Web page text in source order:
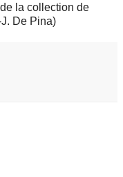
la collection de
De Pina)